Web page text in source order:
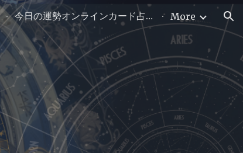
今日の運勢オンラインカード占い〜ワンオラクル〜 More